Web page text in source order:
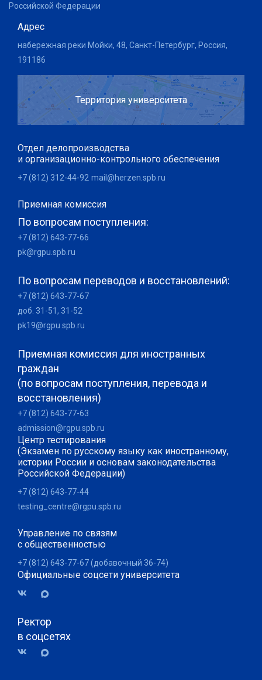
Российской Федерации
Адрес
набережная реки Мойки, 48, Санкт-Петербург, Россия,
191186
Территория университета
Отдел делопроизводства
и организационно-контрольного обеспечения
+7 (812) 312-44-92 mail@herzen.spb.ru
Приемная комиссия
По вопросам поступления:
+7 (812) 643-77-66
pk@rgpu.spb.ru
По вопросам переводов и восстановлений:
+7 (812) 643-77-67
доб. 31-51, 31-52
pk19@rgpu.spb.ru
Приемная комиссия для иностранных
граждан
(по вопросам поступления, перевода и
восстановления)
+7 (812) 643-77-63
admission@rgpu.spb.ru
Центр тестирования
(Экзамен по русскому языку как иностранному,
истории России и основам законодательства
Российской Федерации)
+7 (812) 643-77-44
testing_centre@rgpu.spb.ru
Управление по связям
с общественностью
+7 (812) 643-77-67 (добавочный 36-74)
Официальные соцсети университета
Ректор
в соцсетях